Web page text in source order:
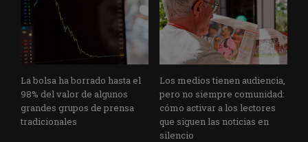
La bolsa ha borrado hasta el
98% del valor de algunos
grandes grupos de prensa
tradicionales
Los medios tienen audiencia,
pero no siempre comunidad:
cómo activar a los lectores
que siguen las noticias en
silencio